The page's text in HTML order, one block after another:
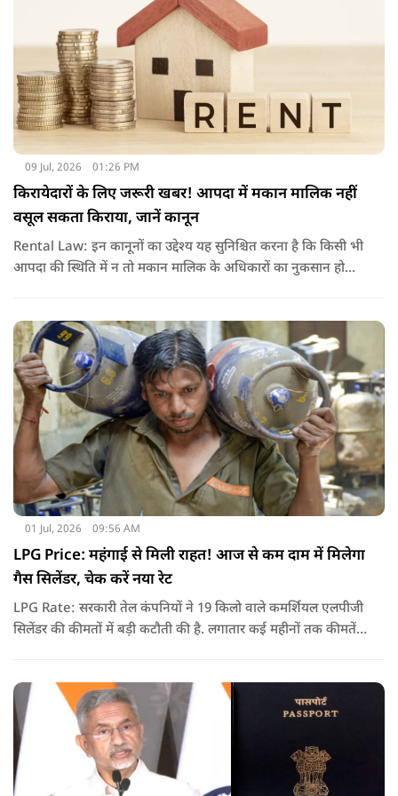
09 Jul, 2026 01:26 PM
किरायेदारों के लिए जरूरी खबर! आपदा में मकान मालिक नहीं
वसूल सकता किराया, जानें कानून
Rental Law: इन कानूनों का उद्देश्य यह सुनिश्चित करना है कि किसी भी
आपदा की स्थिति में न तो मकान मालिक के अधिकारों का नुकसान हो
01 Jul, 2026 09:56 AM
LPG Price: महंगाई से मिली राहत! आज से कम दाम में मिलेगा
गैस सिलेंडर, चेक करें नया रेट
LPG Rate: सरकारी तेल कंपनियों ने 19 किलो वाले कमर्शियल एलपीजी
सिलेंडर की कीमतों में बड़ी कटौती की है. लगातार कई महीनों तक कीमतें